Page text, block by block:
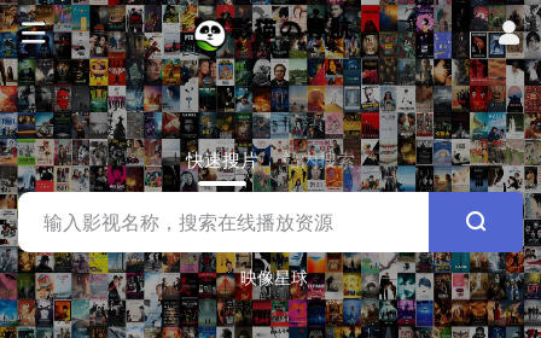
快速搜片 站内搜索
映像星球